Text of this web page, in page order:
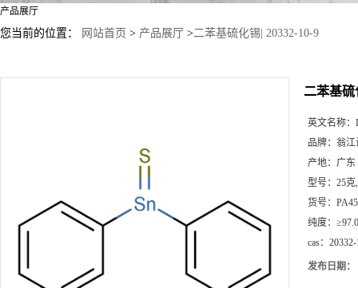
产品展厅
您当前的位置： 网站首页 > 产品展厅 >二苯基硫化锡| 20332-10-9
二苯基硫
英文名称：
品牌： 翁江
产地： 广东
型号： 25克
货号：
纯度：
cas：
发布日期：